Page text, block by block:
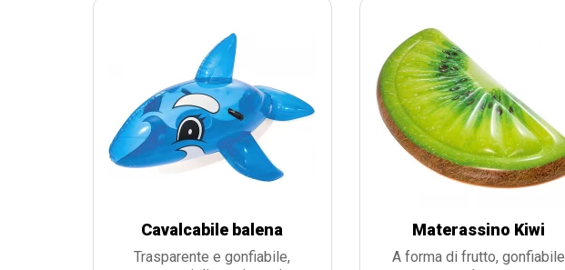
Cavalcabile balena
Trasparente e gonfiabile,
Materassino Kiwi
A forma di frutto, gonfiabile